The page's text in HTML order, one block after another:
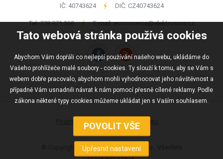
Tato webová stránka používá cookies
Abychom Vám dopřáli co nejlepší používání našeho webu, ukládáme do
Vašeho prohlížeče malé soubory - cookies. Ty slouží k tomu, aby se Vám s
webem dobře pracovalo, abychom mohli vyhodnocovat jeho návštěvnost a
případně Vám usnadnili návrat k nám pomocí přesně cílené reklamy. Podle
zákona některé typy cookies můžeme ukládat jen s Vaším souhlasem.
IČ: 40743624 - DIČ: CZ40743624
Tel:778 971 369 - E-mail:ecommerce@elektrosms.cz
Podmínky užívání Mapa webu
© Copyright ELEKTRO S.M.S., spol s r.o., Všechna